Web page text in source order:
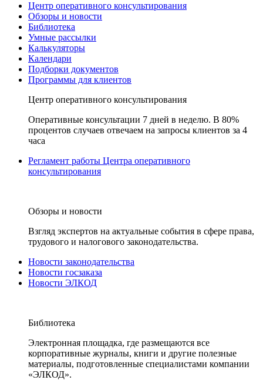
Центр оперативного консультирования
Обзоры и новости
Библиотека
Умные рассылки
Калькуляторы
Календари
Подборки документов
Программы для клиентов
Центр оперативного консультирования
Оперативные консультации 7 дней в неделю. В 80%
процентов случаев отвечаем на запросы клиентов за 4
часа
Регламент работы Центра оперативного
консультирования
Обзоры и новости
Взгляд экспертов на актуальные события в сфере права,
трудового и налогового законодательства.
Новости законодательства
Новости госзаказа
Новости ЭЛКОД
Библиотека
Электронная площадка, где размещаются все
корпоративные журналы, книги и другие полезные
материалы, подготовленные специалистами компании
«ЭЛКОД».